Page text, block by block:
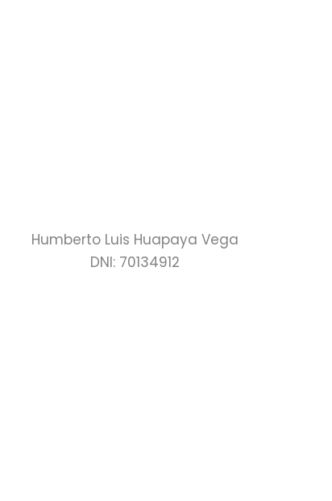
Humberto Luis Huapaya Vega
DNI: 70134912